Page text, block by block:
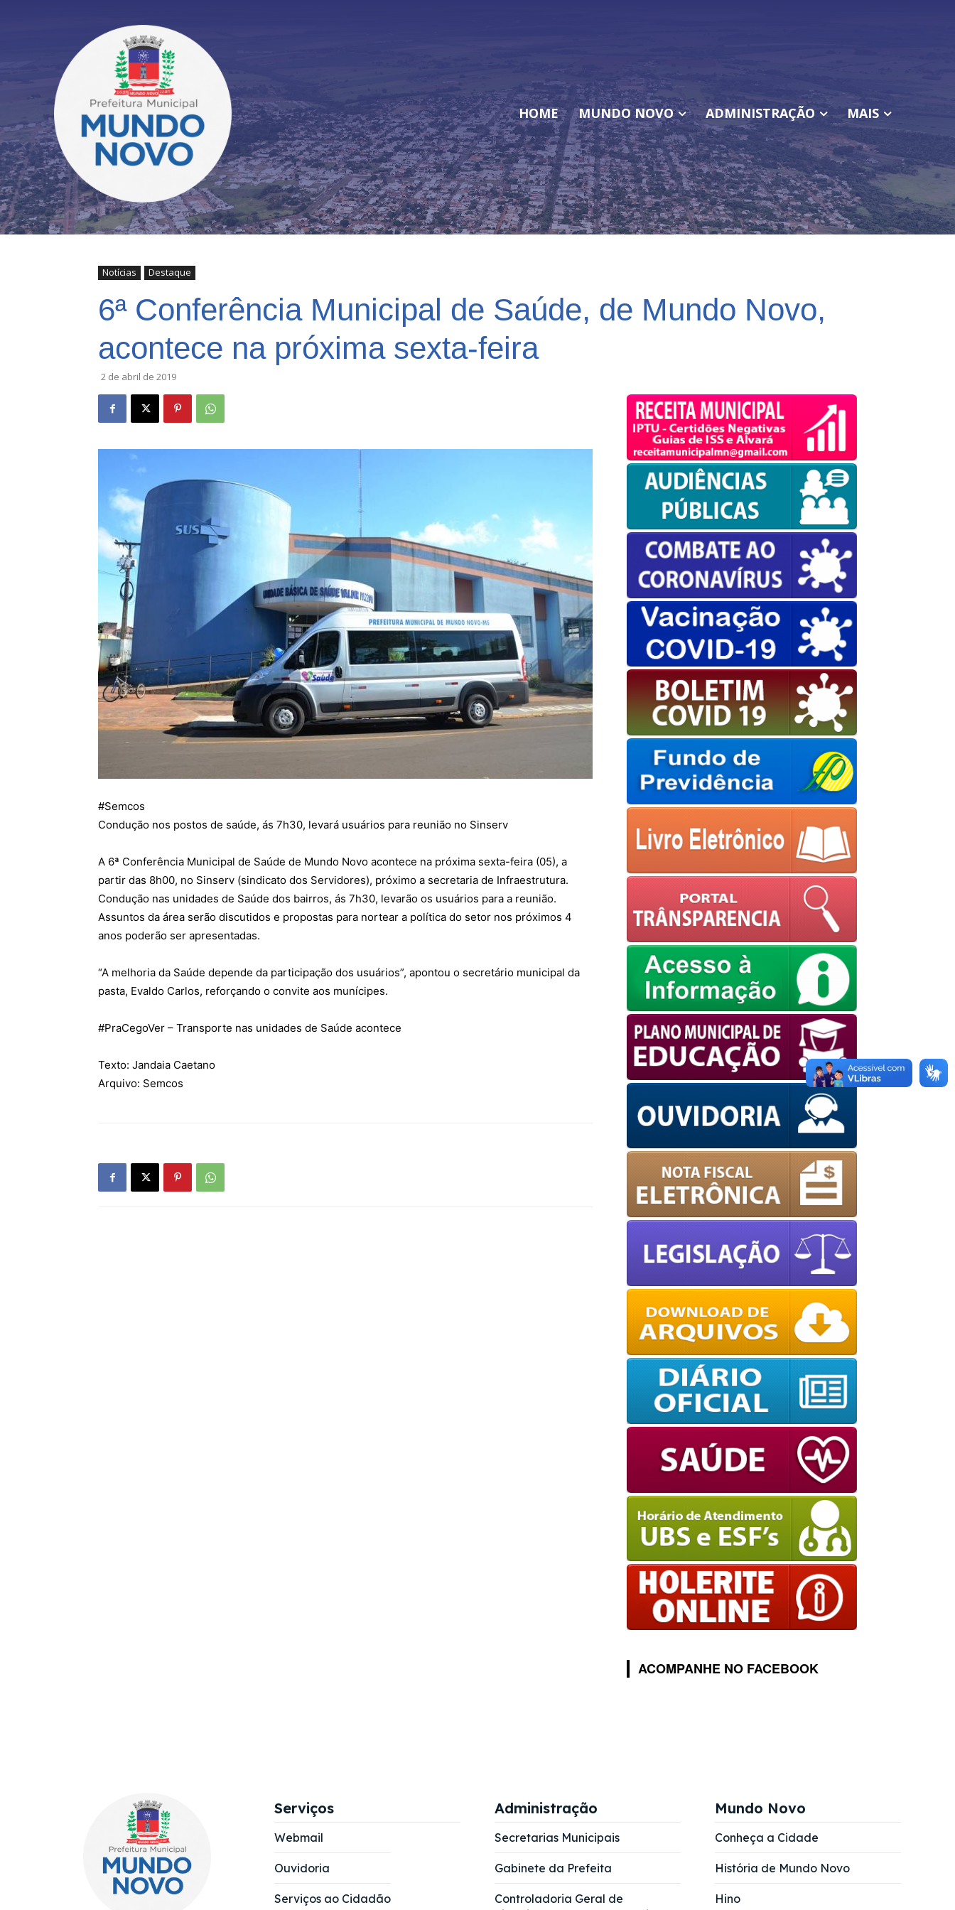
European Commission | Cookies Policy
HOME MUNDO NOVO ADMINISTRAÇÃO MAIS
Notícias Destaque
6ª Conferência Municipal de Saúde, de Mundo Novo,
acontece na próxima sexta-feira
2 de abril de 2019
#Semcos
Condução nos postos de saúde, ás 7h30, levará usuários para reunião no Sinserv
A 6ª Conferência Municipal de Saúde de Mundo Novo acontece na próxima sexta-feira (05), a
partir das 8h00, no Sinserv (sindicato dos Servidores), próximo a secretaria de Infraestrutura.
Condução nas unidades de Saúde dos bairros, ás 7h30, levarão os usuários para a reunião.
Assuntos da área serão discutidos e propostas para nortear a política do setor nos próximos 4
anos poderão ser apresentadas.
“A melhoria da Saúde depende da participação dos usuários”, apontou o secretário municipal da
pasta, Evaldo Carlos, reforçando o convite aos munícipes.
#PraCegoVer – Transporte nas unidades de Saúde acontece
Texto: Jandaia Caetano
Arquivo: Semcos
ACOMPANHE NO FACEBOOK
Serviços
Webmail
Ouvidoria
Serviços ao Cidadão
Administração
Secretarias Municipais
Gabinete da Prefeita
Controladoria Geral de
Mundo Novo
Conheça a Cidade
História de Mundo Novo
Hino